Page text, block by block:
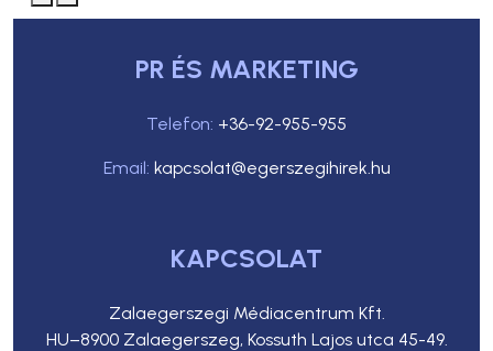
PR ÉS MARKETING
Telefon: +36-92-955-955
Email: kapcsolat@egerszegihirek.hu
KAPCSOLAT
Zalaegerszegi Médiacentrum Kft.
HU–8900 Zalaegerszeg, Kossuth Lajos utca 45-49.